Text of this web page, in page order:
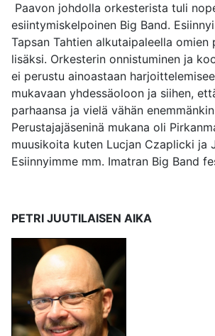
Paavon johdolla orkesterista tuli
esiintymiskelpoinen Big Band.
Tapsan Tahtien alkutaipaleella omien
lisäksi. Orkesterin onnistuminen ja
ei perustu ainoastaan
mukavaan yhdessäoloon ja siihen,
parhaansa ja vielä vähän
Perustajajäseninä mukana oli
muusikoita kuten Lucjan Czaplicki ja
Esiinnyimme mm. Imatran Big Band
PETRI JUUTILAISEN AIKA